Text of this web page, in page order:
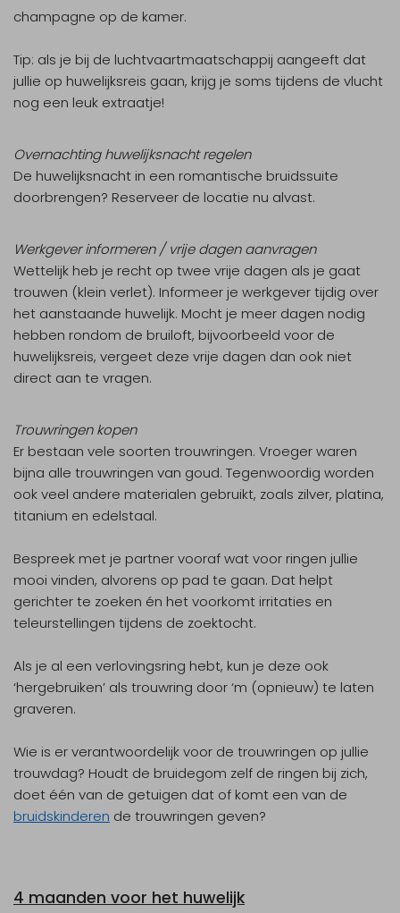
champagne op de kamer.
Tip: als je bij de luchtvaartmaatschappij aangeeft dat
jullie op huwelijksreis gaan, krijg je soms tijdens de vlucht
nog een leuk extraatje!
Overnachting huwelijksnacht regelen
De huwelijksnacht in een romantische bruidssuite
doorbrengen? Reserveer de locatie nu alvast.
Werkgever informeren / vrije dagen aanvragen
Wettelijk heb je recht op twee vrije dagen als je gaat
trouwen (klein verlet). Informeer je werkgever tijdig over
het aanstaande huwelijk. Mocht je meer dagen nodig
hebben rondom de bruiloft, bijvoorbeeld voor de
huwelijksreis, vergeet deze vrije dagen dan ook niet
direct aan te vragen.
Trouwringen kopen
Er bestaan vele soorten trouwringen. Vroeger waren
bijna alle trouwringen van goud. Tegenwoordig worden
ook veel andere materialen gebruikt, zoals zilver, platina,
titanium en edelstaal.
Bespreek met je partner vooraf wat voor ringen jullie
mooi vinden, alvorens op pad te gaan. Dat helpt
gerichter te zoeken én het voorkomt irritaties en
teleurstellingen tijdens de zoektocht.
Als je al een verlovingsring hebt, kun je deze ook
‘hergebruiken’ als trouwring door ‘m (opnieuw) te laten
graveren.
Wie is er verantwoordelijk voor de trouwringen op jullie
trouwdag? Houdt de bruidegom zelf de ringen bij zich,
doet één van de getuigen dat of komt een van de
bruidskinderen de trouwringen geven?
4 maanden voor het huwelijk